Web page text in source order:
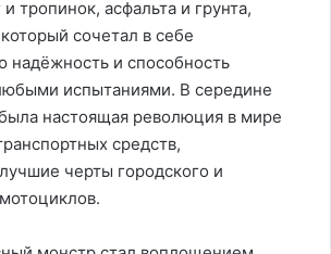
тропинок, асфальта и грунта,
сочетал в себе
надёжность и способность
испытаниями. В середине
настоящая революция в мире
средств,
черты городского и